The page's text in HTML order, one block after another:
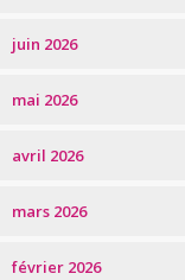
juin 2026
mai 2026
avril 2026
mars 2026
février 2026